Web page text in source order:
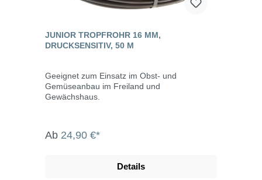
JUNIOR TROPFROHR 16 MM,
DRUCKSENSITIV, 50 M
Geeignet zum Einsatz im Obst- und
Gemüseanbau im Freiland und
Gewächshaus.
Ab 24,90 €*
Details